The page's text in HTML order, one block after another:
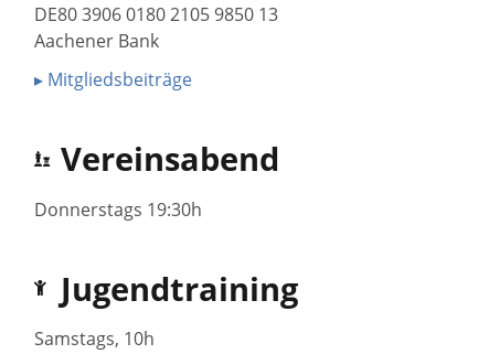
DE80 3906 0180 2105 9850 13
Aachener Bank
▸ Mitgliedsbeiträge
Vereinsabend
Donnerstags 19:30h
Jugendtraining
Samstags, 10h